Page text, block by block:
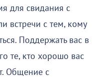
для свидания с
встречи с тем, кому
Поддержать вас в
те, кто хорошо вас
Общение с